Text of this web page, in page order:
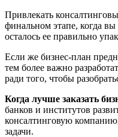
Привлекать
финальном этапе, когда
осталось ее правильно
Если же бизнес-план
тем более важно
ради того, чтобы
Когда лучше заказать
банков и институтов
консалтинговую
задачи.